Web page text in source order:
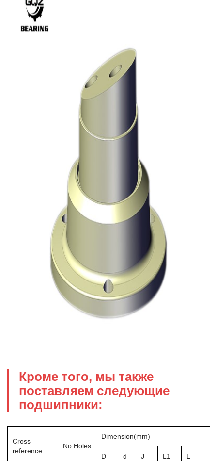
Кроме того, мы также
поставляем следующие
подшипники:
​Cross
reference
No.Holes
Dimension(mm)
D d J L1 L